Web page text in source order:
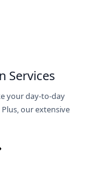
Services
your day-to-day
our extensive